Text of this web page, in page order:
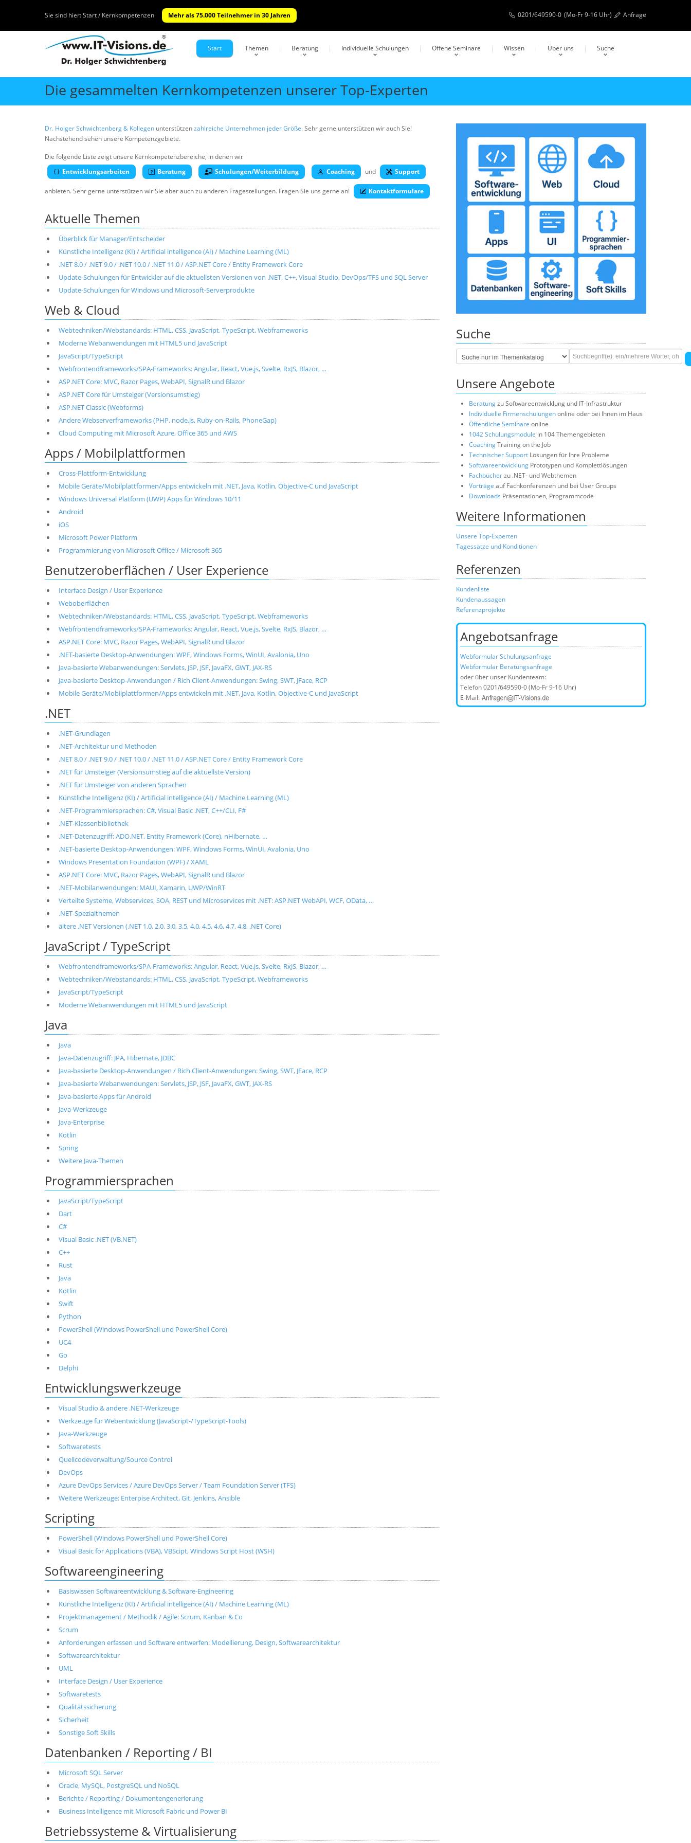
Sie sind hier:Start / Kernkompetenzen Mehr als 75.000 Teilnehmer in 30 Jahren 0201/649590-0 (Mo-Fr 9-16 Uhr) Anfrage
Start Themen Beratung Individuelle Schulungen Offene Seminare Wissen Über uns Suche
Die gesammelten Kernkompetenzen unserer Top-Experten
Dr. Holger Schwichtenberg & Kollegen unterstützenzahlreiche Unternehmen jeder Größe. Sehr gerne unterstützen wir auch Sie!
Nachstehend sehen unsere Kompetenzgebiete.
Die folgende Liste zeigt unsere Kernkompetenzbereiche, in denen wir
Entwicklungsarbeiten
Beratung Schulungen/Weiterbildung Coaching und Support
anbieten. Sehr gerne unterstützen wir Sie aber auch zu anderen Fragestellungen. Fragen Sie uns gerne an! Kontaktformulare
Aktuelle Themen
Überblick für Manager/Entscheider
Künstliche Intelligenz (KI) / Artificial intelligence (AI) / Machine Learning (ML)
.NET 8.0 / .NET 9.0 / .NET 10.0 / .NET 11.0 / ASP.NET Core / Entity Framework Core
Update-Schulungen für Entwickler auf die aktuellsten Versionen von .NET, C++, Visual Studio, DevOps/TFS und SQL Server
Update-Schulungen für Windows und Microsoft-Serverprodukte
Web & Cloud
Webtechniken/Webstandards: HTML, CSS, JavaScript, TypeScript, Webframeworks
Moderne Webanwendungen mit HTML5 und JavaScript
JavaScript/TypeScript
Webfrontendframeworks/SPA-Frameworks: Angular, React, Vue.js, Svelte, RxJS, Blazor, …
ASP.NET Core: MVC, Razor Pages, WebAPI, SignalR und Blazor
ASP.NET Core für Umsteiger (Versionsumstieg)
ASP.NET Classic (Webforms)
Andere Webserverframeworks (PHP, node.js, Ruby-on-Rails, PhoneGap)
Cloud Computing mit Microsoft Azure, Office 365 und AWS
Apps / Mobilplattformen
Cross-Plattform-Entwicklung
Mobile Geräte/Mobilplattformen/Apps entwickeln mit .NET, Java, Kotlin, Objective-C und JavaScript
Windows Universal Platform (UWP) Apps für Windows 10/11
Android
iOS
Microsoft Power Platform
Programmierung von Microsoft Office / Microsoft 365
Benutzeroberflächen / User Experience
Interface Design / User Experience
Weboberflächen
Webtechniken/Webstandards: HTML, CSS, JavaScript, TypeScript, Webframeworks
Webfrontendframeworks/SPA-Frameworks: Angular, React, Vue.js, Svelte, RxJS, Blazor, …
ASP.NET Core: MVC, Razor Pages, WebAPI, SignalR und Blazor
.NET-basierte Desktop-Anwendungen: WPF, Windows Forms, WinUI, Avalonia, Uno
Java-basierte Webanwendungen: Servlets, JSP, JSF, JavaFX, GWT, JAX-RS
Java-basierte Desktop-Anwendungen / Rich Client-Anwendungen: Swing, SWT, JFace, RCP
Mobile Geräte/Mobilplattformen/Apps entwickeln mit .NET, Java, Kotlin, Objective-C und JavaScript
.NET
.NET-Grundlagen
.NET-Architektur und Methoden
.NET 8.0 / .NET 9.0 / .NET 10.0 / .NET 11.0 / ASP.NET Core / Entity Framework Core
.NET für Umsteiger (Versionsumstieg auf die aktuellste Version)
.NET für Umsteiger von anderen Sprachen
Künstliche Intelligenz (KI) / Artificial intelligence (AI) / Machine Learning (ML)
.NET-Programmiersprachen: C#, Visual Basic .NET, C++/CLI, F#
.NET-Klassenbibliothek
.NET-Datenzugriff: ADO.NET, Entity Framework (Core), nHibernate, …
.NET-basierte Desktop-Anwendungen: WPF, Windows Forms, WinUI, Avalonia, Uno
Windows Presentation Foundation (WPF) / XAML
ASP.NET Core: MVC, Razor Pages, WebAPI, SignalR und Blazor
.NET-Mobilanwendungen: MAUI, Xamarin, UWP/WinRT
Verteilte Systeme, Webservices, SOA, REST und Microservices mit .NET: ASP.NET WebAPI, WCF, OData, …
.NET-Spezialthemen
ältere .NET Versionen (.NET 1.0, 2.0, 3.0, 3.5, 4.0, 4.5, 4.6, 4.7, 4.8, .NET Core)
JavaScript / TypeScript
Webfrontendframeworks/SPA-Frameworks: Angular, React, Vue.js, Svelte, RxJS, Blazor, …
Webtechniken/Webstandards: HTML, CSS, JavaScript, TypeScript, Webframeworks
JavaScript/TypeScript
Moderne Webanwendungen mit HTML5 und JavaScript
Java
Java
Java-Datenzugriff: JPA, Hibernate, JDBC
Java-basierte Desktop-Anwendungen / Rich Client-Anwendungen: Swing, SWT, JFace, RCP
Java-basierte Webanwendungen: Servlets, JSP, JSF, JavaFX, GWT, JAX-RS
Java-basierte Apps für Android
Java-Werkzeuge
Java-Enterprise
Kotlin
Spring
Weitere Java-Themen
Programmiersprachen
JavaScript/TypeScript
Dart
C#
Visual Basic .NET (VB.NET)
C++
Rust
Java
Kotlin
Swift
Python
PowerShell (Windows PowerShell und PowerShell Core)
UC4
Go
Delphi
Entwicklungswerkzeuge
Visual Studio & andere .NET-Werkzeuge
Werkzeuge für Webentwicklung (JavaScript-/TypeScript-Tools)
Java-Werkzeuge
Softwaretests
Quellcodeverwaltung/Source Control
DevOps
Azure DevOps Services / Azure DevOps Server / Team Foundation Server (TFS)
Weitere Werkzeuge: Enterpise Architect, Git, Jenkins, Ansible
Scripting
PowerShell (Windows PowerShell und PowerShell Core)
Visual Basic for Applications (VBA), VBScipt, Windows Script Host (WSH)
Softwareengineering
Basiswissen Softwareentwicklung & Software-Engineering
Künstliche Intelligenz (KI) / Artificial intelligence (AI) / Machine Learning (ML)
Projektmanagement / Methodik / Agile: Scrum, Kanban & Co
Scrum
Anforderungen erfassen und Software entwerfen: Modellierung, Design, Softwarearchitektur
Softwarearchitektur
UML
Interface Design / User Experience
Softwaretests
Qualitätssicherung
Sicherheit
Sonstige Soft Skills
Datenbanken / Reporting / BI
Microsoft SQL Server
Oracle, MySQL, PostgreSQL und NoSQL
Berichte / Reporting / Dokumentengenerierung
Business Intelligence mit Microsoft Fabric und Power BI
Betriebssysteme & Virtualisierung
Suche
Unsere Angebote
Beratungzu Softwareentwicklung und IT-Infrastruktur
Individuelle Firmenschulungenonline oder bei Ihnen im Haus
Öffentliche Seminare online
1042 Schulungsmodule in 104 Themengebieten
CoachingTraining on the Job
Technischer Support Lösungen für Ihre Probleme
Softwareentwicklung Prototypen und Komplettlösungen
Fachbücherzu .NET- und Webthemen
Vorträge auf Fachkonferenzen und bei User Groups
Downloads Präsentationen, Programmcode
Weitere Informationen
Unsere Top-Experten
Tagessätze und Konditionen
Referenzen
Kundenliste
Kundenaussagen
Referenzprojekte
Angebotsanfrage
Webformular Schulungsanfrage
Webformular Beratungsanfrage
oder über unser Kundenteam:
Telefon0201/649590-0(Mo-Fr 9-16 Uhr)
E-Mail: